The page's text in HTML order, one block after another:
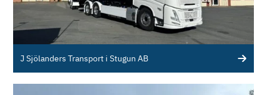
J Sjölanders Transport i Stugun AB